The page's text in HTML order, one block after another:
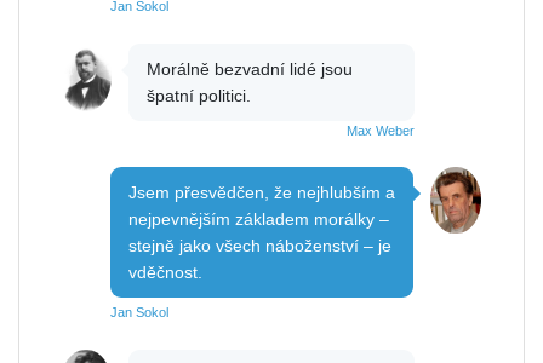
Jan Sokol
Morálně bezvadní lidé jsou
špatní politici.
Max Weber
Jsem přesvědčen, že nejhlubším a
nejpevnějším základem morálky –
stejně jako všech náboženství – je
vděčnost.
Jan Sokol